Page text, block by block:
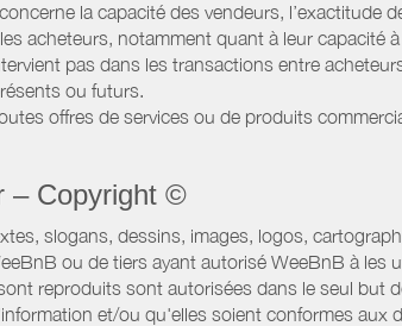
la capacité des vendeurs,
acheteurs, notamment quant à leur capacité
pas dans les transactions entre
ou futurs.
offres de services ou de produits
– Copyright ©
slogans, dessins, images, logos,
ou de tiers ayant autorisé WeeBnB à
reproduits sont autorisées dans le seul but
et/ou qu'elles soient conformes aux